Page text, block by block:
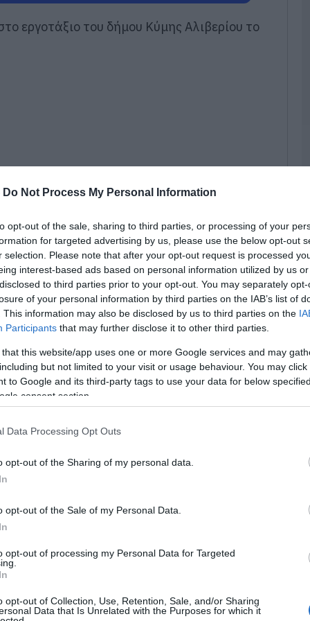
Do Not Process My Personal Information
opt-out of the sale, sharing to third parties, or processing of your
for targeted advertising by us, please use the below opt-out
selection. Please note that after your opt-out request is processed
interest-based ads based on personal information utilized by us
to third parties prior to your opt-out. You may separately
of your personal information by third parties on the IAB’s list of
This information may also be disclosed by us to third parties on the
Participants that may further disclose it to other third parties.
that this website/app uses one or more Google services and may
but not limited to your visit or usage behaviour. You may
to Google and its third-party tags to use your data for below
consent section.
Data Processing Opt Outs
opt-out of the Sharing of my personal data.
opt-out of the Sale of my Personal Data.
opt-out of processing my Personal Data for Targeted
opt-out of Collection, Use, Retention, Sale, and/or Sharing
Data that Is Unrelated with the Purposes for which it
εργοτάξιο του δήμου Κύμης Αλιβερίου το
συνθήκες στο χώρο του
μεγάλο σούπερ μάρκετ και είχε ως
του Δήμου τα οποία ήταν
την πυρκαγιά ενώ το άλλο κάηκε